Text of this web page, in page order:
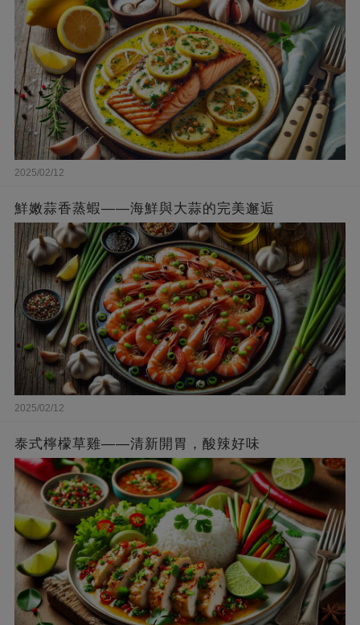
2025/02/12
鮮嫩蒜香蒸蝦——海鮮與大蒜的完美邂逅
2025/02/12
泰式檸檬草雞——清新開胃，酸辣好味